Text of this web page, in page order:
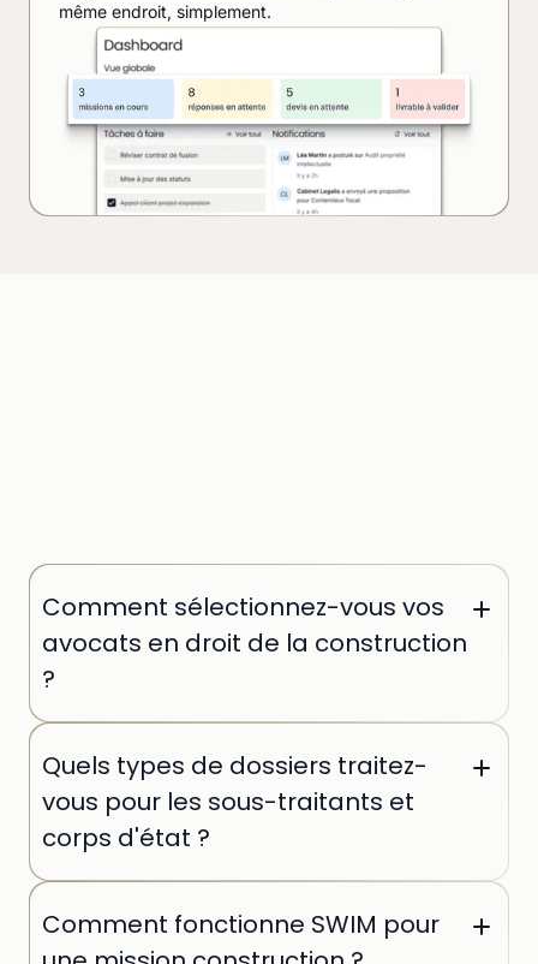
même endroit, simplement.
Comment sélectionnez-vous vos
avocats en droit de la construction
?
par nos équipes. Nous recrutons exclusivement
des praticiens issus des cabinets de référence en
construction, avec une expérience avérée sur des
dossiers complexes de marchés et contentieux.
Quels types de dossiers traitez-
vous pour les sous-traitants et
corps d'état ?
rédaction de contrats de sous-traitance, gestion
des garanties constructeurs, litiges de chantier,
Comment fonctionne SWIM pour